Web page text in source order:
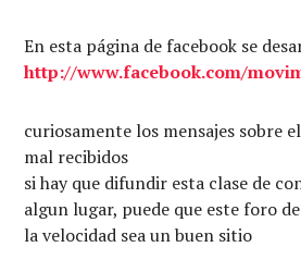
En esta página de facebook se
http://www.facebook.com/
curiosamente los mensajes sobre
mal recibidos
si hay que difundir esta clase de
algun lugar, puede que este foro
la velocidad sea un buen sitio